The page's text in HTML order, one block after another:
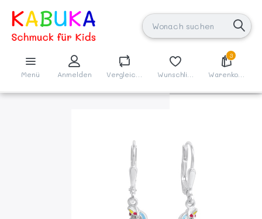
Menü Anmelden
3
Warenkorb